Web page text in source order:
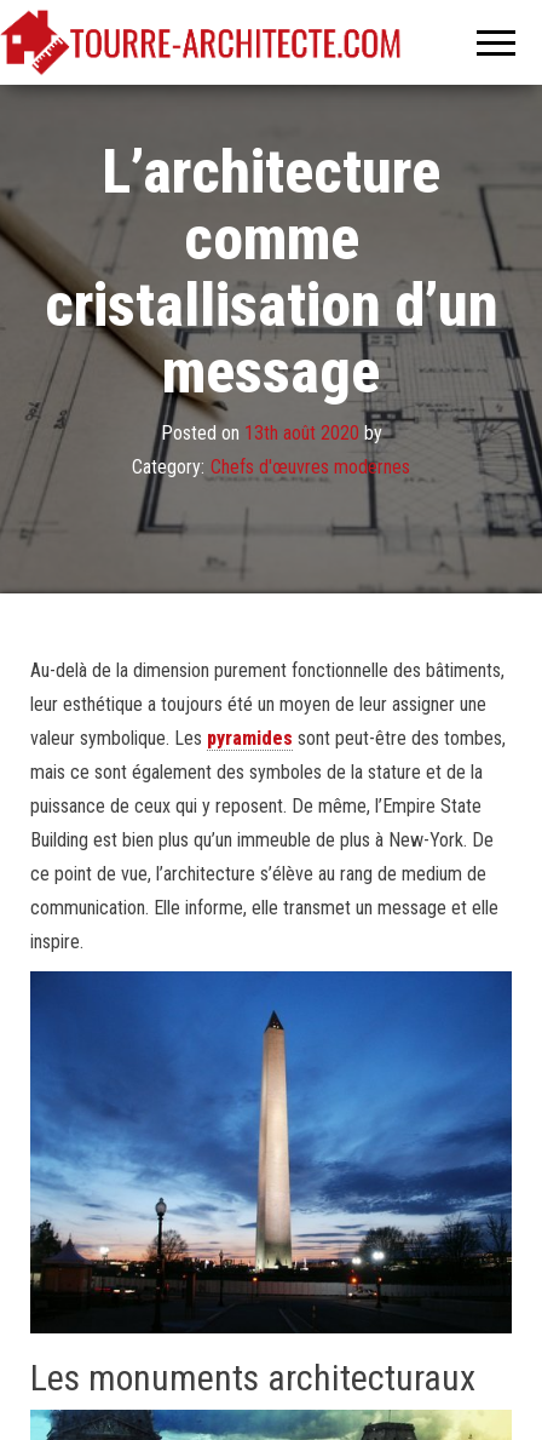
discipline…
L’architecture
comme
cristallisation d’un
message
Posted on 13th août 2020 by
Category: Chefs d'œuvres modernes
Au-delà de la dimension purement fonctionnelle des bâtiments,
leur esthétique a toujours été un moyen de leur assigner une
valeur symbolique. Les pyramides sont peut-être des tombes,
mais ce sont également des symboles de la stature et de la
puissance de ceux qui y reposent. De même, l’Empire State
Building est bien plus qu’un immeuble de plus à New-York. De
ce point de vue, l’architecture s’élève au rang de medium de
communication. Elle informe, elle transmet un message et elle
inspire.
Les monuments architecturaux